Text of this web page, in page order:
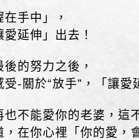
手中」，
延伸」出去！
的努力之後，
-關於“放手”，「讓愛
也不能愛你的老婆，這
在你心裡「你的愛，